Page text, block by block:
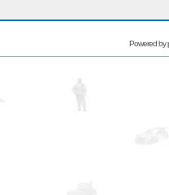
Powered by